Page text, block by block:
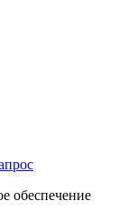
обеспечение